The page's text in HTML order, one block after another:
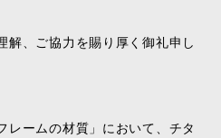
解、ご協力を賜り厚く御礼申し
レームの材質」において、チタ